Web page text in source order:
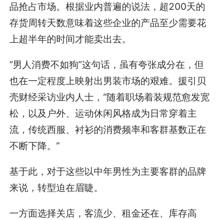
品抢占市场。根据业内普遍的说法，超200天的
存货周转天数意味着这些企业的产品至少需要花
上超半年的时间才能卖出去。
“男人消费不如狗”这句话，虽有夸张成分在，但
也在一定程度上映射出男装市场的艰难。援引贝
壳财经采访业内人士，“随着职场着装规范愈发宽
松，以及户外、运动休闲风格成为日常穿着主
流，传统西服、衬衫的消费频率和客群基数正在
不断下降。”
基于此，对于这些以中年男性为主要客群的品牌
来说，转型迫在眉睫。
一方面选择关店，客流少、租金还在、库存高